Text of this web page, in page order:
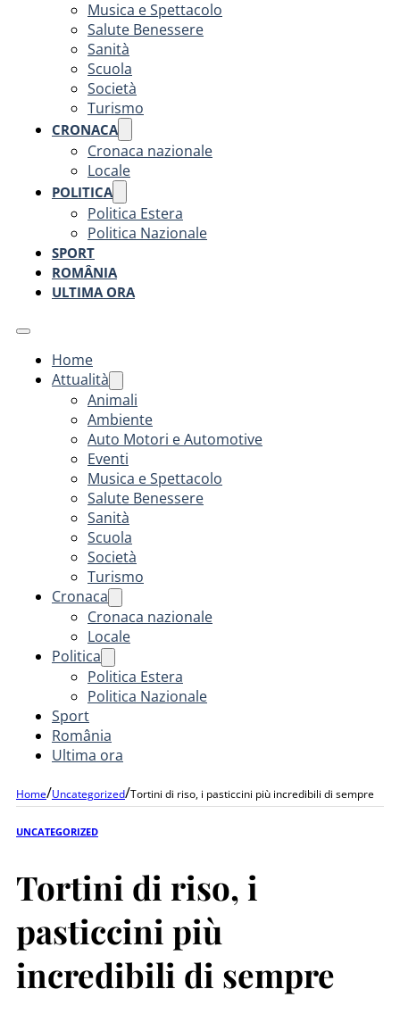
Musica e Spettacolo
Salute Benessere
Sanità
Scuola
Società
Turismo
CRONACA
Cronaca nazionale
Locale
POLITICA
Politica Estera
Politica Nazionale
SPORT
ROMÂNIA
ULTIMA ORA
Home
Attualità
Animali
Ambiente
Auto Motori e Automotive
Eventi
Musica e Spettacolo
Salute Benessere
Sanità
Scuola
Società
Turismo
Cronaca
Cronaca nazionale
Locale
Politica
Politica Estera
Politica Nazionale
Sport
România
Ultima ora
Home/Uncategorized/Tortini di riso, i pasticcini più incredibili di sempre
UNCATEGORIZED
Tortini di riso, i
pasticcini più
incredibili di sempre